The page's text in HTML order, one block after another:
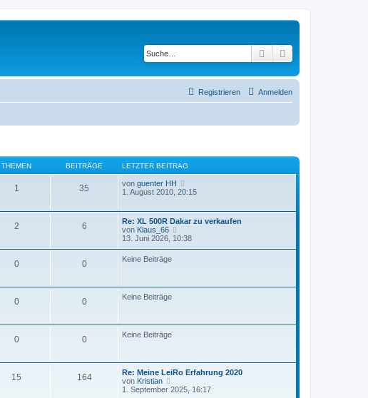
Suche
Anmelden
Registrieren
THEMEN BEITRÄGE LETZTER BEITRAG
1 35 von guenter HH
e
t
e
r
B
r
1. August 2010, 20:15
2 6
Re: XL 500R Dakar zu verkaufen
von Klaus_66
e
r
t
13. Juni 2026, 10:38
0 0 Keine Beiträge
0 0 Keine Beiträge
0 0 Keine Beiträge
15 164
Re: Meine LeiRo Erfahrung 2020
von Kristian
e
1. September 2025, 16:17